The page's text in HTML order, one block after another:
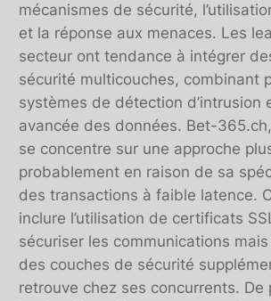
mécanismes de sécurité,
et la réponse aux menaces. Les
secteur ont tendance à intégrer
sécurité multicouches, combinant
systèmes de détection d’intrusion
avancée des données. Bet-
se concentre sur une approche
probablement en raison de sa
des transactions à faible latence.
inclure l’utilisation de certificats
sécuriser les communications
des couches de sécurité
retrouve chez ses concurrents. De